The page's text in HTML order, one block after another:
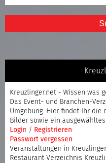
Kreuzlinger.net - Wissen was
Das Event- und Branchen-
Umgebung. Hier findet Ihr die
Bilder sowie ein
Login / Registrieren
Passwort vergessen
Veranstaltungen in
Restaurant Verzeichnis